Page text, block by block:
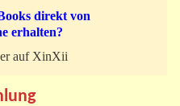
direkt von
erhalten?